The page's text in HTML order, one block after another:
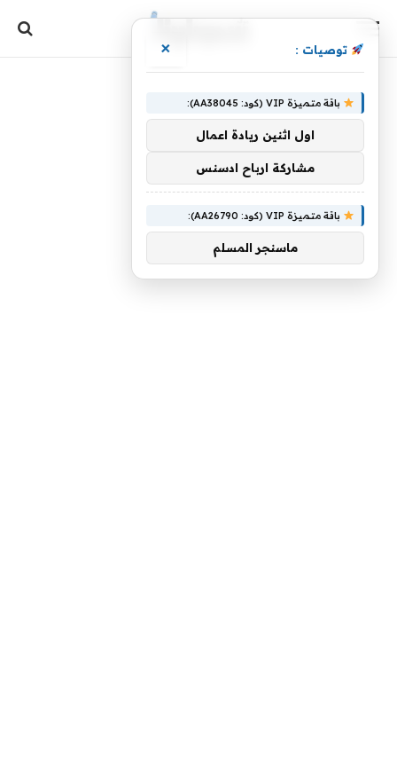
توصيات : ×
باقة متميزة VIP (كود: AA38045):
اول اثنين ريادة اعمال
مشاركة ارباح ادسنس
باقة متميزة VIP (كود: AA26790):
ماسنجر المسلم